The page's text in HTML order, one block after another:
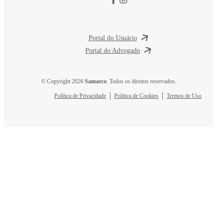
Portal do Usuário
Portal do Advogado
© Copyright 2026 Samarco. Todos os direitos reservados.
Política de Privacidade Política de Cookies Termos de Uso